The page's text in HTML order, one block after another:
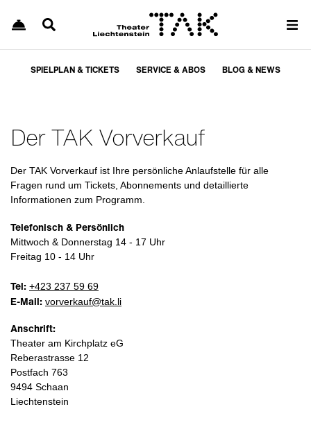
SPIELPLAN & TICKETS SERVICE & ABOS BLOG & NEWS
Der TAK Vorverkauf
Der TAK Vorverkauf ist Ihre persönliche Anlaufstelle für alle
Fragen rund um Tickets, Abonnements und detaillierte
Informationen zum Programm.
Telefonisch & Persönlich
Mittwoch & Donnerstag 14 - 17 Uhr
Freitag 10 - 14 Uhr
Tel: +423 237 59 69
E-Mail: vorverkauf@tak.li
Anschrift:
Theater am Kirchplatz eG
Reberastrasse 12
Postfach 763
9494 Schaan
Liechtenstein